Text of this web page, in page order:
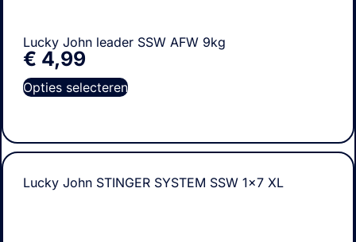
Lucky John leader SSW AFW 9kg
€ 4,99
Opties selecteren
Lucky John STINGER SYSTEM SSW 1×7 XL